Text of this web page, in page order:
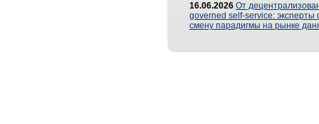
16.06.2026 От
governed self-service: эксперты
смену парадигмы на рынке